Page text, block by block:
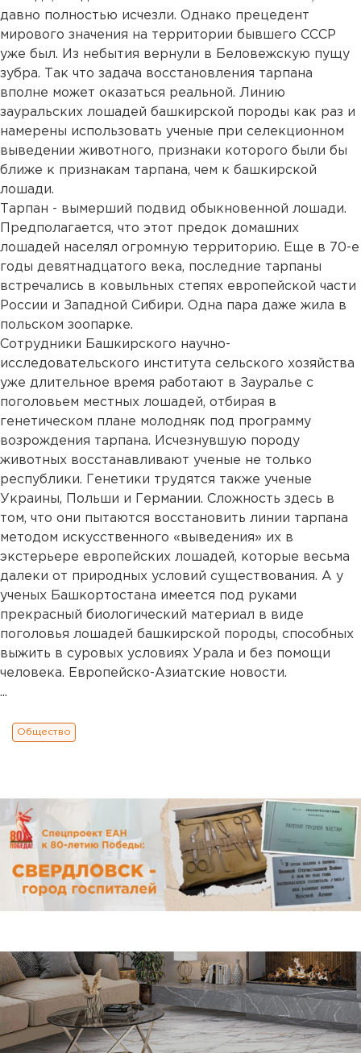
давно полностью исчезли. Однако прецедент
мирового значения на территории бывшего СССР
уже был. Из небытия вернули в Беловежскую пущу
зубра. Так что задача восстановления тарпана
вполне может оказаться реальной. Линию
зауральских лошадей башкирской породы как раз и
намерены использовать ученые при селекционном
выведении животного, признаки которого были бы
ближе к признакам тарпана, чем к башкирской
лошади.
Тарпан - вымерший подвид обыкновенной лошади.
Предполагается, что этот предок домашних
лошадей населял огромную территорию. Еще в 70-е
годы девятнадцатого века, последние тарпаны
встречались в ковыльных степях европейской части
России и Западной Сибири. Одна пара даже жила в
польском зоопарке.
Сотрудники Башкирского научно-
исследовательского института сельского хозяйства
уже длительное время работают в Зауралье с
поголовьем местных лошадей, отбирая в
генетическом плане молодняк под программу
возрождения тарпана. Исчезнувшую породу
животных восстанавливают ученые не только
республики. Генетики трудятся также ученые
Украины, Польши и Германии. Сложность здесь в
том, что они пытаются восстановить линии тарпана
методом искусственного «выведения» их в
экстерьере европейских лошадей, которые весьма
далеки от природных условий существования. А у
ученых Башкортостана имеется под руками
прекрасный биологический материал в виде
поголовья лошадей башкирской породы, способных
выжить в суровых условиях Урала и без помощи
человека. Европейско-Азиатские новости.
...
Общество